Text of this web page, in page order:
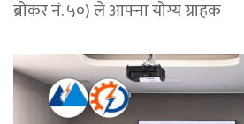
ब्रोकर नं. ५०) ले आफ्ना योग्य ग्राहक